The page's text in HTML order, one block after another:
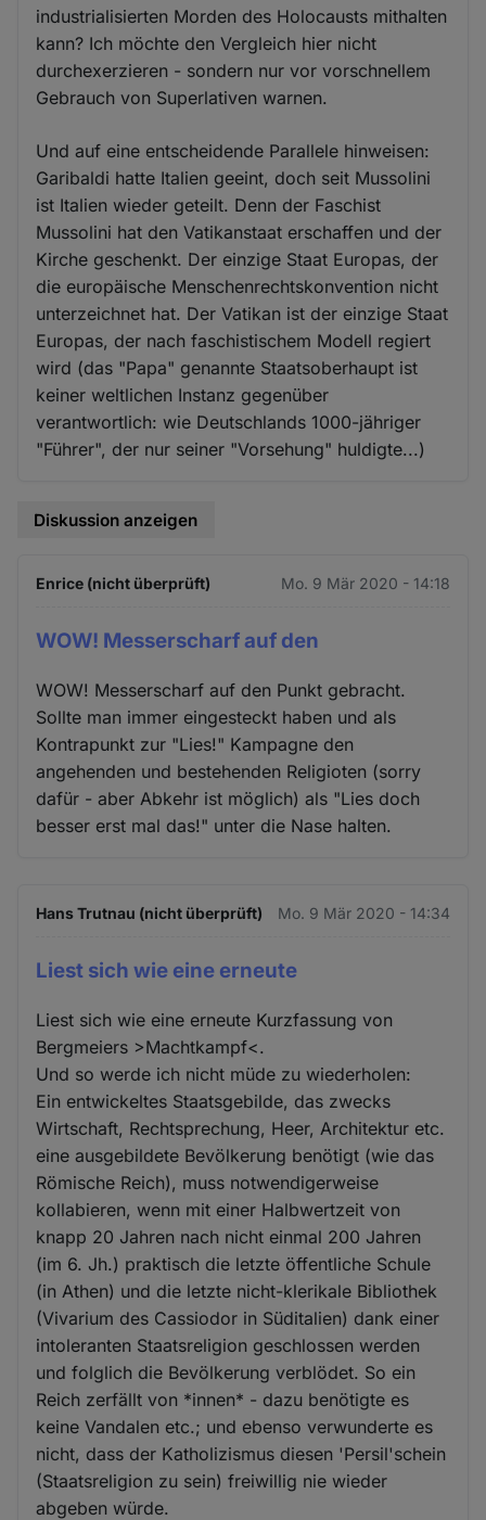
industrialisierten Morden des Holocausts mithalten
kann? Ich möchte den Vergleich hier nicht
durchexerzieren - sondern nur vor vorschnellem
Gebrauch von Superlativen warnen.
Und auf eine entscheidende Parallele hinweisen:
Garibaldi hatte Italien geeint, doch seit Mussolini
ist Italien wieder geteilt. Denn der Faschist
Mussolini hat den Vatikanstaat erschaffen und der
Kirche geschenkt. Der einzige Staat Europas, der
die europäische Menschenrechtskonvention nicht
unterzeichnet hat. Der Vatikan ist der einzige Staat
Europas, der nach faschistischem Modell regiert
wird (das "Papa" genannte Staatsoberhaupt ist
keiner weltlichen Instanz gegenüber
verantwortlich: wie Deutschlands 1000-jähriger
"Führer", der nur seiner "Vorsehung" huldigte...)
Diskussion anzeigen
Enrice (nicht überprüft) Mo. 9 Mär 2020 - 14:18
WOW! Messerscharf auf den
WOW! Messerscharf auf den Punkt gebracht.
Sollte man immer eingesteckt haben und als
Kontrapunkt zur "Lies!" Kampagne den
angehenden und bestehenden Religioten (sorry
dafür - aber Abkehr ist möglich) als "Lies doch
besser erst mal das!" unter die Nase halten.
Hans Trutnau (nicht überprüft) Mo. 9 Mär 2020 - 14:34
Liest sich wie eine erneute
Liest sich wie eine erneute Kurzfassung von
Bergmeiers >Machtkampf<.
Und so werde ich nicht müde zu wiederholen:
Ein entwickeltes Staatsgebilde, das zwecks
Wirtschaft, Rechtsprechung, Heer, Architektur etc.
eine ausgebildete Bevölkerung benötigt (wie das
Römische Reich), muss notwendigerweise
kollabieren, wenn mit einer Halbwertzeit von
knapp 20 Jahren nach nicht einmal 200 Jahren
(im 6. Jh.) praktisch die letzte öffentliche Schule
(in Athen) und die letzte nicht-klerikale Bibliothek
(Vivarium des Cassiodor in Süditalien) dank einer
intoleranten Staatsreligion geschlossen werden
und folglich die Bevölkerung verblödet. So ein
Reich zerfällt von *innen* - dazu benötigte es
keine Vandalen etc.; und ebenso verwunderte es
nicht, dass der Katholizismus diesen 'Persil'schein
(Staatsreligion zu sein) freiwillig nie wieder
abgeben würde.